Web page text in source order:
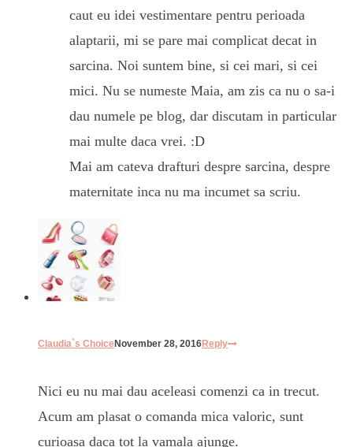
caut eu idei vestimentare pentru perioada
alaptarii, mi se pare mai complicat decat in
sarcina. Noi suntem bine, si cei mari, si cei
mici. Nu se numeste Maia, am zis ca nu o sa-i
dau numele pe blog, dar discutam in particular
mai multe daca vrei. :D
Mai am cateva drafturi despre sarcina, despre
maternitate inca nu ma incumet sa scriu.
Claudia`s ChoiceNovember 28, 2016Reply
Nici eu nu mai dau aceleasi comenzi ca in trecut.
Acum am plasat o comanda mica valoric, sunt
curioasa daca tot la vamala ajunge.